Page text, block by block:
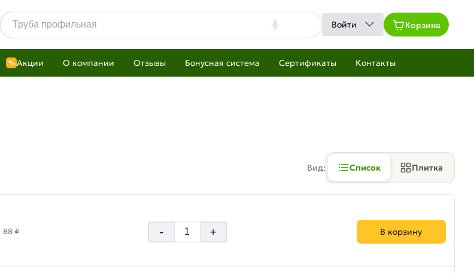
Войти Корзина
% Акции О компании Отзывы Бонусная система Сертификаты Контакты
Вид: Список Плитка
88 ₽ - + В корзину